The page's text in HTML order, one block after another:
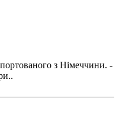
з Німеччини. -